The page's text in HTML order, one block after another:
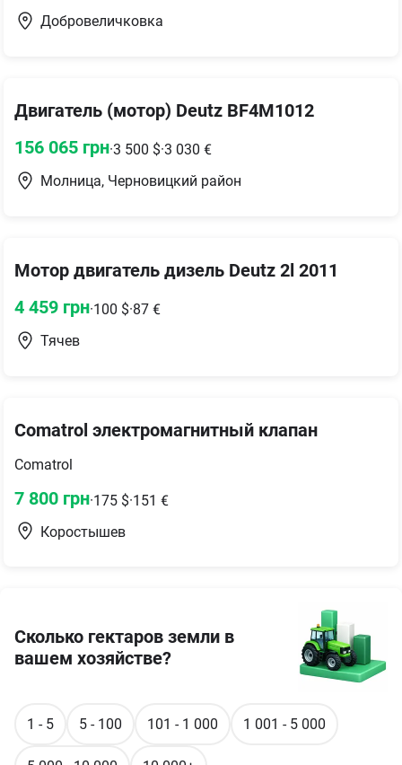
Добровеличковка
Двигатель (мотор) Deutz BF4M1012
156 065 грн·3 500 $·3 030 €
Молница, Черновицкий район
Мотор двигатель дизель Deutz 2l 2011
4 459 грн·100 $·87 €
Тячев
Comatrol электромагнитный клапан
Comatrol
7 800 грн·175 $·151 €
Коростышев
Сколько гектаров земли в
вашем хозяйстве?
1 - 5 5 - 100 101 - 1 000 1 001 - 5 000